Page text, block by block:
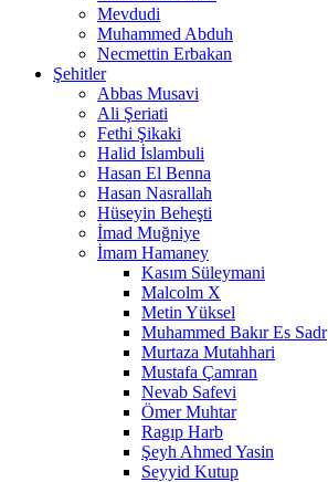
Mevdudi
Muhammed Abduh
Necmettin Erbakan
Şehitler
Abbas Musavi
Ali Şeriati
Fethi Şikaki
Halid İslambuli
Hasan El Benna
Hasan Nasrallah
Hüseyin Beheşti
İmad Muğniye
İmam Hamaney
Kasım Süleymani
Malcolm X
Metin Yüksel
Muhammed Bakır Es Sadr
Murtaza Mutahhari
Mustafa Çamran
Nevab Safevi
Ömer Muhtar
Ragıp Harb
Şeyh Ahmed Yasin
Seyyid Kutup